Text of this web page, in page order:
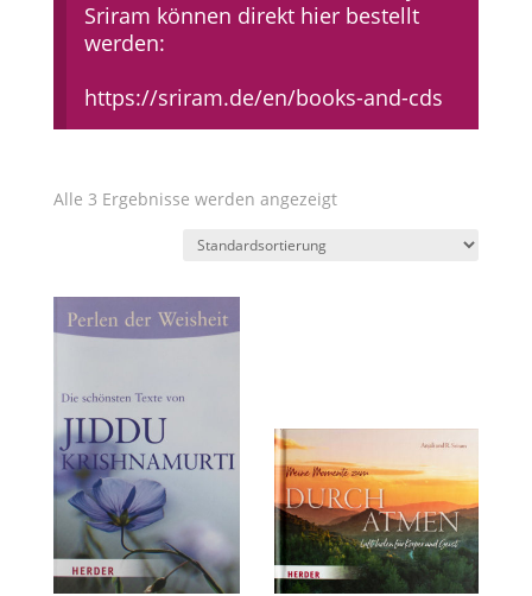
Sriram können direkt hier bestellt
werden:
https://sriram.de/en/books-and-cds
Alle 3 Ergebnisse werden angezeigt